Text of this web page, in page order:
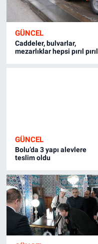
GÜNCEL
Caddeler, bulvarlar,
mezarlıklar hepsi pırıl pırıl
GÜNCEL
Bolu’da 3 yapı alevlere
teslim oldu